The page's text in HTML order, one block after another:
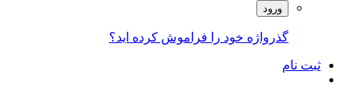
ورود
گذرواژه خود را فراموش کرده اید؟
ثبت نام